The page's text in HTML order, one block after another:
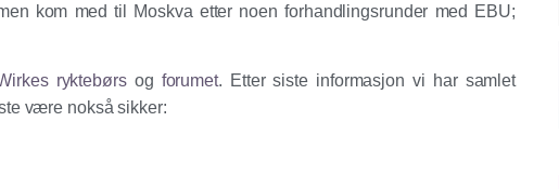
kom med til Moskva etter noen forhandlingsrunder med EBU;
ryktebørsog forumet. Etter siste informasjon vi har samlet
være nokså sikker: